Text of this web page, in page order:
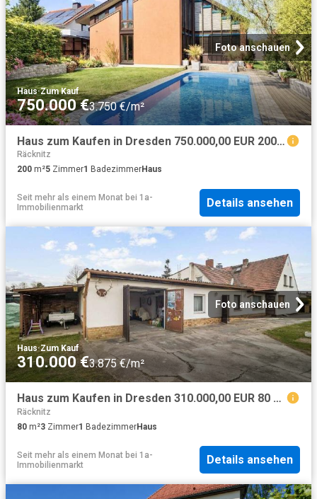
Foto anschauen
Haus·Zum Kauf
750.000 €3.750 €/m²
Haus zum Kaufen in Dresden 750.000,00 EUR 200 m²
Räcknitz
200 m²5 Zimmer1 BadezimmerHaus
Seit mehr als einem Monat bei 1a-
Immobilienmarkt
Details ansehen
Foto anschauen
Haus·Zum Kauf
310.000 €3.875 €/m²
Haus zum Kaufen in Dresden 310.000,00 EUR 80 m²
Räcknitz
80 m²3 Zimmer1 BadezimmerHaus
Seit mehr als einem Monat bei 1a-
Immobilienmarkt
Details ansehen